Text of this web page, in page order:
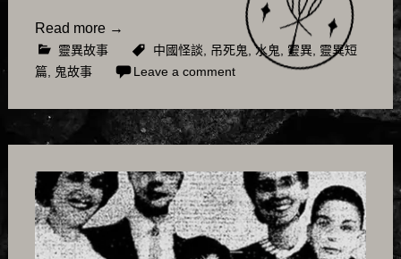
Read more →
靈異故事 中國怪談 吊死鬼 ,水鬼 靈異, 靈異短
篇, 鬼故事 Leave a comment